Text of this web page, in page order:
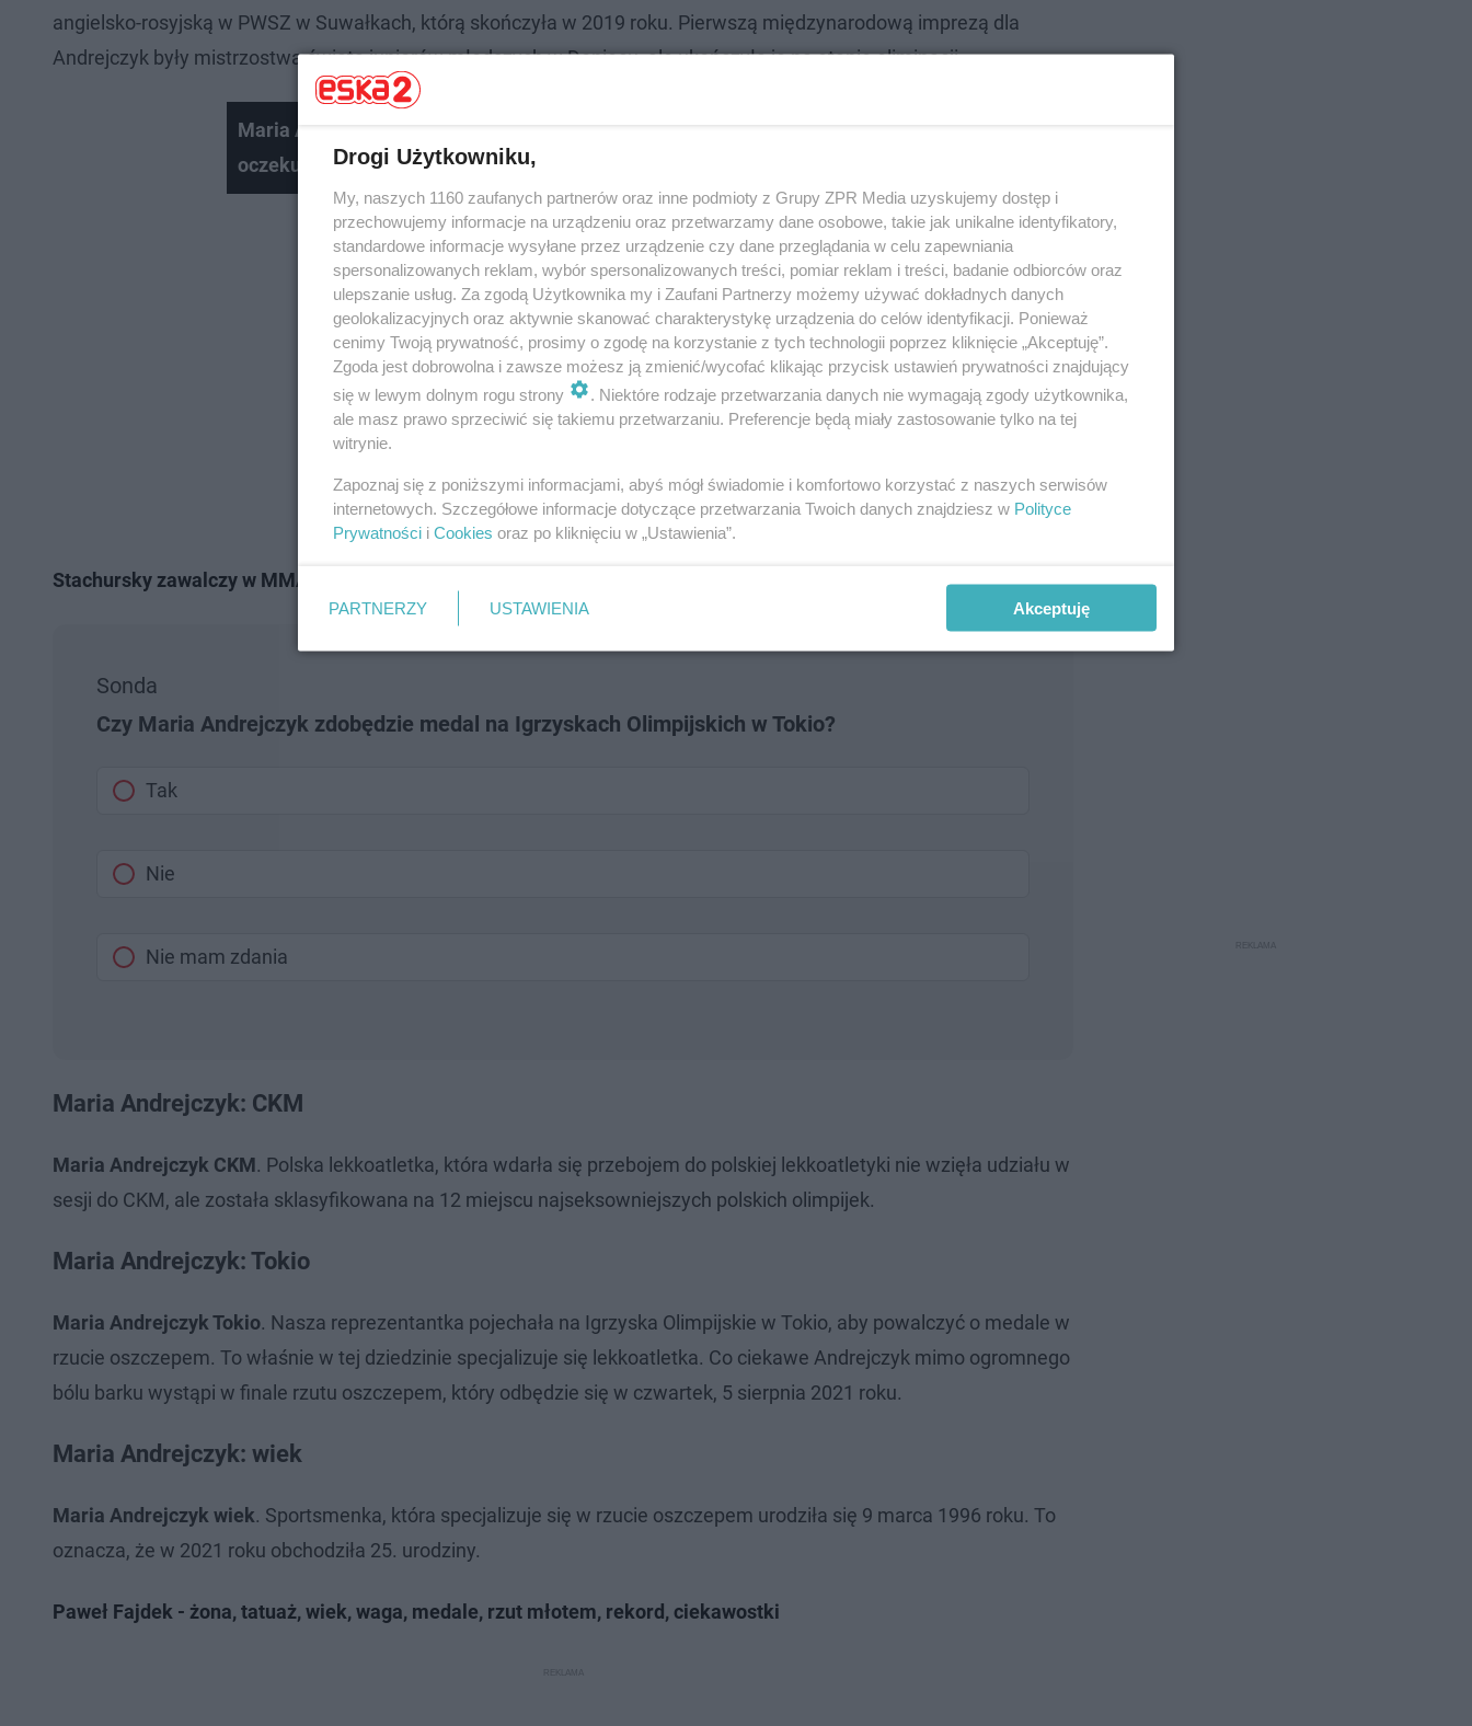
angielsko-rosyjską w PWSZ w Suwałkach, którą skończyła w 2019 roku. Pierwszą międzynarodową imprezą dla
Andrejczyk były mistrzostwa świata juniorów młodszych w Doniecu, ale ukończyła je na etapie eliminacji.
Maria Andrejczyk przed Tokio 2020: Jestem gotowa na najgorsze,
oczekuję najlepszego
Stachursky zawalczy w MMA. Kiedy walka popularnego wokalisty?
Sonda
Czy Maria Andrejczyk zdobędzie medal na Igrzyskach Olimpijskich w Tokio?
Tak
Nie
Nie mam zdania
Maria Andrejczyk: CKM
Maria Andrejczyk CKM. Polska lekkoatletka, która wdarła się przebojem do polskiej lekkoatletyki nie wzięła udziału w
sesji do CKM, ale została sklasyfikowana na 12 miejscu najseksowniejszych polskich olimpijek.
Maria Andrejczyk: Tokio
Maria Andrejczyk Tokio. Nasza reprezentantka pojechała na Igrzyska Olimpijskie w Tokio, aby powalczyć o medale w
rzucie oszczepem. To właśnie w tej dziedzinie specjalizuje się lekkoatletka. Co ciekawe Andrejczyk mimo ogromnego
bólu barku wystąpi w finale rzutu oszczepem, który odbędzie się w czwartek, 5 sierpnia 2021 roku.
Maria Andrejczyk: wiek
Maria Andrejczyk wiek. Sportsmenka, która specjalizuje się w rzucie oszczepem urodziła się 9 marca 1996 roku. To
oznacza, że w 2021 roku obchodziła 25. urodziny.
Paweł Fajdek - żona, tatuaż, wiek, waga, medale, rzut młotem, rekord, ciekawostki
Drogi Użytkowniku,
My, naszych 1160 zaufanych partnerów oraz inne podmioty z Grupy ZPR Media uzyskujemy dostęp i
przechowujemy informacje na urządzeniu oraz przetwarzamy dane osobowe, takie jak unikalne identyfikatory,
standardowe informacje wysyłane przez urządzenie czy dane przeglądania w celu zapewniania
spersonalizowanych reklam, wybór spersonalizowanych treści, pomiar reklam i treści, badanie odbiorców oraz
ulepszanie usług. Za zgodą Użytkownika my i Zaufani Partnerzy możemy używać dokładnych danych
geolokalizacyjnych oraz aktywnie skanować charakterystykę urządzenia do celów identyfikacji. Ponieważ
cenimy Twoją prywatność, prosimy o zgodę na korzystanie z tych technologii poprzez kliknięcie „Akceptuję”.
Zgoda jest dobrowolna i zawsze możesz ją zmienić/wycofać klikając przycisk ustawień prywatności znajdujący
się w lewym dolnym rogu strony
. Niektóre rodzaje przetwarzania danych nie wymagają zgody użytkownika,
ale masz prawo sprzeciwić się takiemu przetwarzaniu. Preferencje będą miały zastosowanie tylko na tej
witrynie.
Zapoznaj się z poniższymi informacjami, abyś mógł świadomie i komfortowo korzystać z naszych serwisów
internetowych. Szczegółowe informacje dotyczące przetwarzania Twoich danych znajdziesz w Polityce
Prywatności i Cookies oraz po kliknięciu w „Ustawienia”.
PARTNERZY USTAWIENIA Akceptuję